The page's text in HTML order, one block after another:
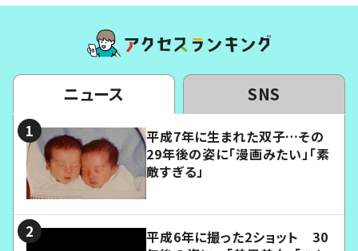
ニュース SNS
平成7年に生まれた双子…その
29年後の姿に「漫画みたい」「素
敵すぎる」
平成6年に撮った2ショット 30